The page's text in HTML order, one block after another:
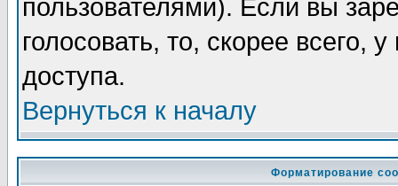
пользователями). Если вы
голосовать, то, скорее всего,
доступа.
Вернуться к началу
Форматирование